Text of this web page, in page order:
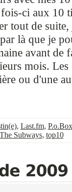
ci aux 10
tout de
là que je
avant de
mois.
ou d'une
, Last.fm, P.o.Box
The Subways, top10